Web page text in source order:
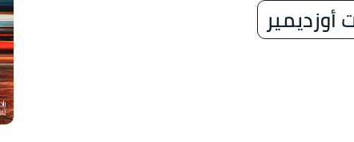
أوزديمير